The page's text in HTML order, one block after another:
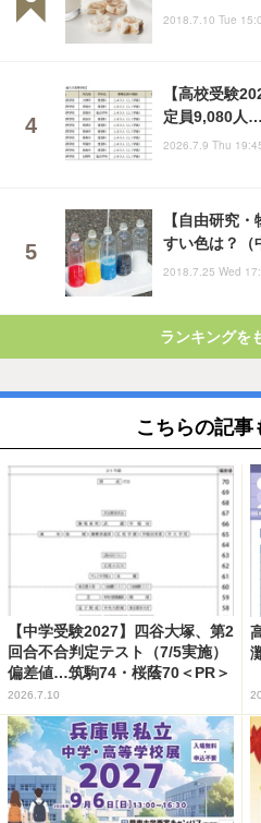
2018.7.10 Tue
【高校受験
定員9,080人
2026.7.9 Thu
【自由研究
すい色は？（
2018.7.25 Wed
ランキングを
こちらの記事
【中学受験2027】四谷大塚、第2
回合不合判定テスト（7/5実施）
偏差値…筑駒74・桜蔭70＜PR＞
2026.7.10